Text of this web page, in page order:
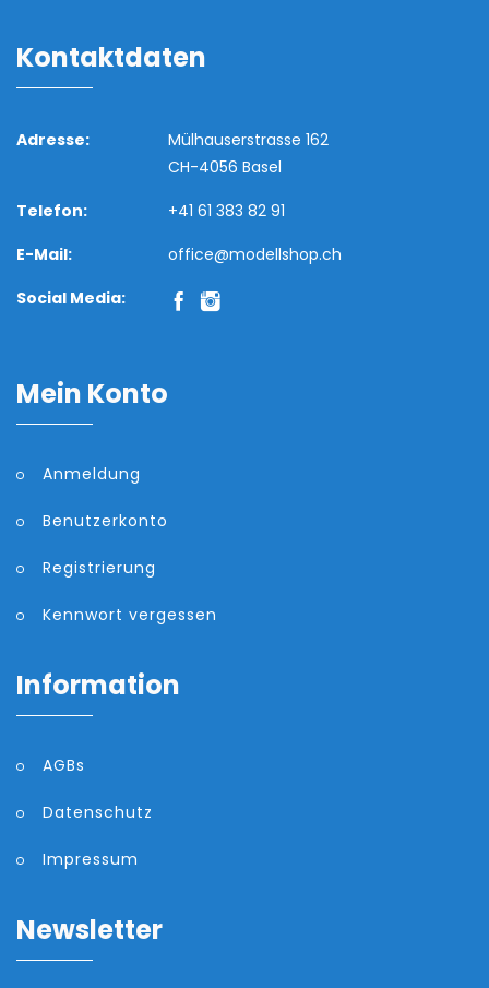
Kontaktdaten
Adresse:
Mülhauserstrasse 162
CH-4056 Basel
Telefon:
+41 61 383 82 91
E-Mail:
office@modellshop.ch
Social Media:
Mein Konto
Anmeldung
Benutzerkonto
Registrierung
Kennwort vergessen
Information
AGBs
Datenschutz
Impressum
Newsletter